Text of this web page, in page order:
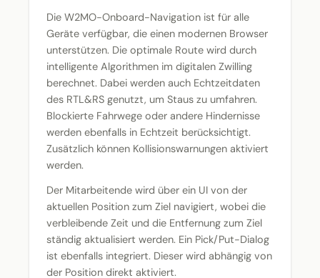
Die W2MO-Onboard-Navigation ist für alle
Geräte verfügbar, die einen modernen Browser
unterstützen. Die optimale Route wird durch
intelligente Algorithmen im digitalen Zwilling
berechnet. Dabei werden auch Echtzeitdaten
des RTL&RS genutzt, um Staus zu umfahren.
Blockierte Fahrwege oder andere Hindernisse
werden ebenfalls in Echtzeit berücksichtigt.
Zusätzlich können Kollisionswarnungen aktiviert
werden.
Der Mitarbeitende wird über ein UI von der
aktuellen Position zum Ziel navigiert, wobei die
verbleibende Zeit und die Entfernung zum Ziel
ständig aktualisiert werden. Ein Pick/Put-Dialog
ist ebenfalls integriert. Dieser wird abhängig von
der Position direkt aktiviert.